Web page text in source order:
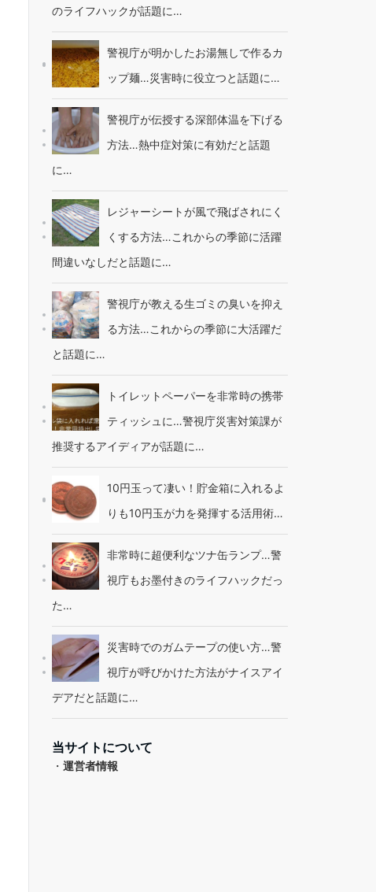
のライフハックが話題に…
警視庁が明かしたお湯無しで作るカ
ップ麺…災害時に役立つと話題に…
警視庁が伝授する深部体温を下げる
方法…熱中症対策に有効だと話題
に…
レジャーシートが風で飛ばされにく
くする方法…これからの季節に活躍
間違いなしだと話題に…
警視庁が教える生ゴミの臭いを抑え
る方法…これからの季節に大活躍だ
と話題に…
トイレットペーパーを非常時の携帯
ティッシュに…警視庁災害対策課が
推奨するアイディアが話題に…
10円玉って凄い！貯金箱に入れるよ
りも10円玉が力を発揮する活用術…
非常時に超便利なツナ缶ランプ…警
視庁もお墨付きのライフハックだっ
た…
災害時でのガムテープの使い方…警
視庁が呼びかけた方法がナイスアイ
デアだと話題に…
当サイトについて
・ 運営者情報